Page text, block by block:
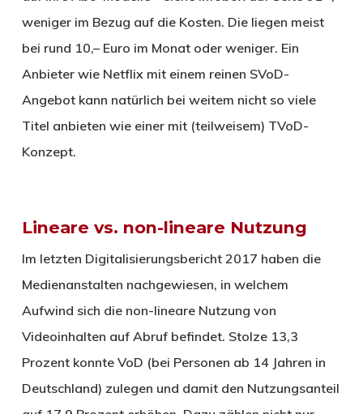
weniger im Bezug auf die Kosten. Die liegen meist
bei rund 10,– Euro im Monat oder weniger. Ein
Anbieter wie Netflix mit einem reinen SVoD-
Angebot kann natürlich bei weitem nicht so viele
Titel anbieten wie einer mit (teilweisem) TVoD-
Konzept.
Lineare vs. non-lineare Nutzung
Im letzten Digitalisierungsbericht 2017 haben die
Medienanstalten nachgewiesen, in welchem
Aufwind sich die non-lineare Nutzung von
Videoinhalten auf Abruf befindet. Stolze 13,3
Prozent konnte VoD (bei Personen ab 14 Jahren in
Deutschland) zulegen und damit den Nutzungsanteil